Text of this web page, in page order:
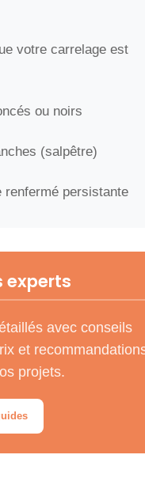
votre carrelage est
ou noirs
(salpêtre)
renfermé persistante
ou des plinthes
l’ennemi
latérales
experts
avec conseils
et
projets.